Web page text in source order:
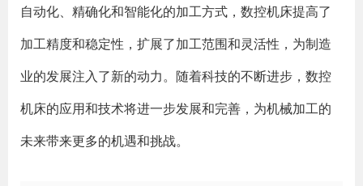
自动化、精确化和智能化的加工方式，数控机床提高了
加工精度和稳定性，扩展了加工范围和灵活性，为制造
业的发展注入了新的动力。随着科技的不断进步，数控
机床的应用和技术将进一步发展和完善，为机械加工的
未来带来更多的机遇和挑战。